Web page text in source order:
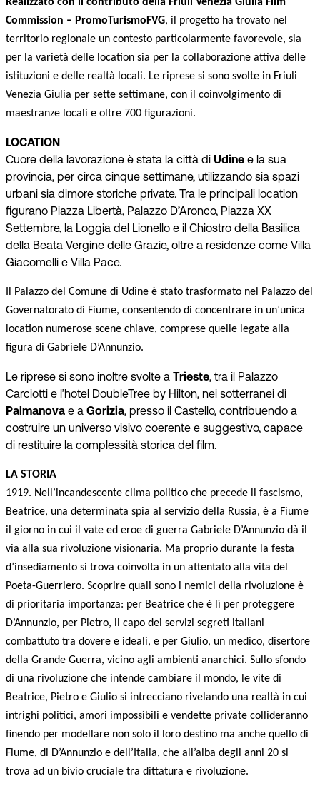
Commission – PromoTurismoFVG, il progetto ha trovato nel
territorio regionale un contesto particolarmente favorevole, sia
per la varietà delle location sia per la collaborazione attiva delle
istituzioni e delle realtà locali. Le riprese si sono svolte in Friuli
Venezia Giulia per sette settimane, con il coinvolgimento di
maestranze locali e oltre 700 figurazioni.
LOCATION
Cuore della lavorazione è stata la città di Udine e la sua
provincia, per circa cinque settimane, utilizzando sia spazi
urbani sia dimore storiche private. Tra le principali location
figurano Piazza Libertà, Palazzo D’Aronco, Piazza XX
Settembre, la Loggia del Lionello e il Chiostro della Basilica
della Beata Vergine delle Grazie, oltre a residenze come Villa
Giacomelli e Villa Pace.
Il Palazzo del Comune di Udine è stato trasformato nel Palazzo del
Governatorato di Fiume, consentendo di concentrare in un’unica
location numerose scene chiave, comprese quelle legate alla
figura di Gabriele D’Annunzio.
Le riprese si sono inoltre svolte a Trieste, tra il Palazzo
Carciotti e l’hotel DoubleTree by Hilton, nei sotterranei di
Palmanova e a Gorizia, presso il Castello, contribuendo a
costruire un universo visivo coerente e suggestivo, capace
di restituire la complessità storica del film.
LA STORIA
1919. Nell’incandescente clima politico che precede il fascismo,
Beatrice, una determinata spia al servizio della Russia, è a Fiume
il giorno in cui il vate ed eroe di guerra Gabriele D’Annunzio dà il
via alla sua rivoluzione visionaria. Ma proprio durante la festa
d’insediamento si trova coinvolta in un attentato alla vita del
Poeta-Guerriero. Scoprire quali sono i nemici della rivoluzione è
di prioritaria importanza: per Beatrice che è lì per proteggere
D’Annunzio, per Pietro, il capo dei servizi segreti italiani
combattuto tra dovere e ideali, e per Giulio, un medico, disertore
della Grande Guerra, vicino agli ambienti anarchici. Sullo sfondo
di una rivoluzione che intende cambiare il mondo, le vite di
Beatrice, Pietro e Giulio si intrecciano rivelando una realtà in cui
intrighi politici, amori impossibili e vendette private collideranno
finendo per modellare non solo il loro destino ma anche quello di
Fiume, di D’Annunzio e dell’Italia, che all’alba degli anni 20 si
trova ad un bivio cruciale tra dittatura e rivoluzione.